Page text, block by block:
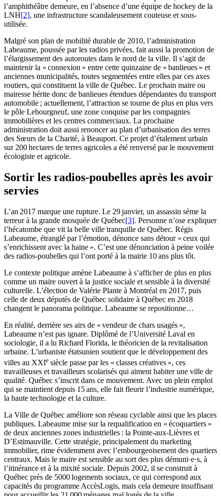
l’amphithéâtre demeure, en l’absence d’une équipe de hockey de la
LNH[2], une infrastructure scandaleusement couteuse et sous-
utilisée.
Malgré son plan de mobilité durable de 2010, l’administration
Labeaume, poussée par les radios privées, fait aussi la promotion de
l’élargissement des autoroutes dans le nord de la ville. Il s’agit de
maintenir la « connexion » entre cette quinzaine de « banlieues » et
anciennes municipalités, toutes segmentées entre elles par ces axes
routiers, qui constituent la ville de Québec. Le prochain maire ou
mairesse hérite donc de banlieues étendues dépendantes du transport
automobile ; actuellement, l’attraction se tourne de plus en plus vers
le pôle Lebourgneuf, une zone conquise par les compagnies
immobilières et les centres commerciaux. La prochaine
administration doit aussi renoncer au plan d’urbanisation des terres
des Sœurs de la Charité, à Beauport. Ce projet d’étalement urbain
sur 200 hectares de terres agricoles a été renversé par le mouvement
écologiste et agricole.
Sortir les radios-poubelles après les avoir
servies
L’an 2017 marque une rupture. Le 29 janvier, un assassin sème la
terreur à la grande mosquée de Québec[3]. Personne n’ose expliquer
l’hécatombe que vit la belle ville tranquille de Québec. Régis
Labeaume, étranglé par l’émotion, dénonce sans détour « ceux qui
s’enrichissent avec la haine ». C’est une dénonciation à peine voilée
des radios-poubelles qui l’ont porté à la mairie 10 ans plus tôt.
Le contexte politique amène Labeaume à s’afficher de plus en plus
comme un maire ouvert à la justice sociale et sensible à la diversité
culturelle. L’élection de Valérie Plante à Montréal en 2017, puis
celle de deux députés de Québec solidaire à Québec en 2018
changent le panorama politique. Labeaume se repositionne…
En réalité, derrière ses airs de « vendeur de chars usagés »,
Labeaume n’est pas ignare. Diplômé de l’Université Laval en
sociologie, il a lu Richard Florida, le théoricien de la revitalisation
urbaine. L’urbaniste étatsunien soutient que le développement des
villes au XXIe siècle passe par les « classes créatives », ces
travailleuses et travailleurs scolarisés qui aiment habiter une ville de
qualité. Québec s’inscrit dans ce mouvement. Avec un plein emploi
qui se maintient depuis 15 ans, elle fait fleurir l’industrie numérique,
la haute technologie et la culture.
La Ville de Québec améliore son réseau cyclable ainsi que les places
publiques. Labeaume mise sur la requalification en « écoquartiers »
de deux anciennes zones industrielles : la Pointe-aux-Lièvres et
D’Estimauville. Cette stratégie, principalement du marketing
immobilier, rime évidemment avec l’embourgeoisement des quartiers
centraux. Mais le maire est sensible au sort des plus démuni·e·s, à
l’itinérance et à la mixité sociale. Depuis 2002, il se construit à
Québec près de 5000 logements sociaux, ce qui correspond aux
capacités du programme AccèsLogis, mais cela demeure insuffisant